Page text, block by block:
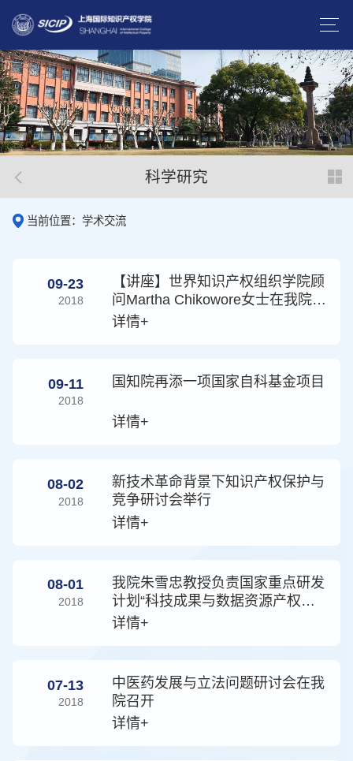
科学研究
当前位置：学术交流
09-23
2018
【讲座】世界知识产权组织学院顾
问Martha Chikowore女士在我院举
行讲座
详情+
09-11
2018
国知院再添一项国家自科基金项目
详情+
08-02
2018
新技术革命背景下知识产权保护与
竞争研讨会举行
详情+
08-01
2018
我院朱雪忠教授负责国家重点研发
计划“科技成果与数据资源产权交
易技术”项目启动
详情+
07-13
2018
中医药发展与立法问题研讨会在我
院召开
详情+